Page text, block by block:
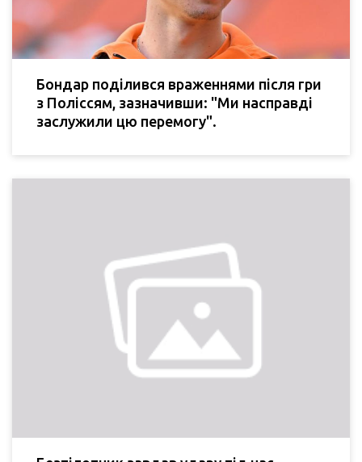
Бондар поділився враженнями після гри
з Поліссям, зазначивши: "Ми насправді
заслужили цю перемогу".